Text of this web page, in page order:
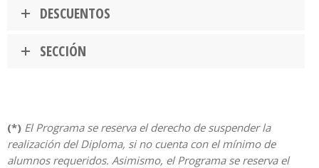
DESCUENTOS
SECCIÓN
(*) El Programa se reserva el derecho de suspender la
realización del Diploma, si no cuenta con el mínimo de
alumnos requeridos. Asimismo, el Programa se reserva el